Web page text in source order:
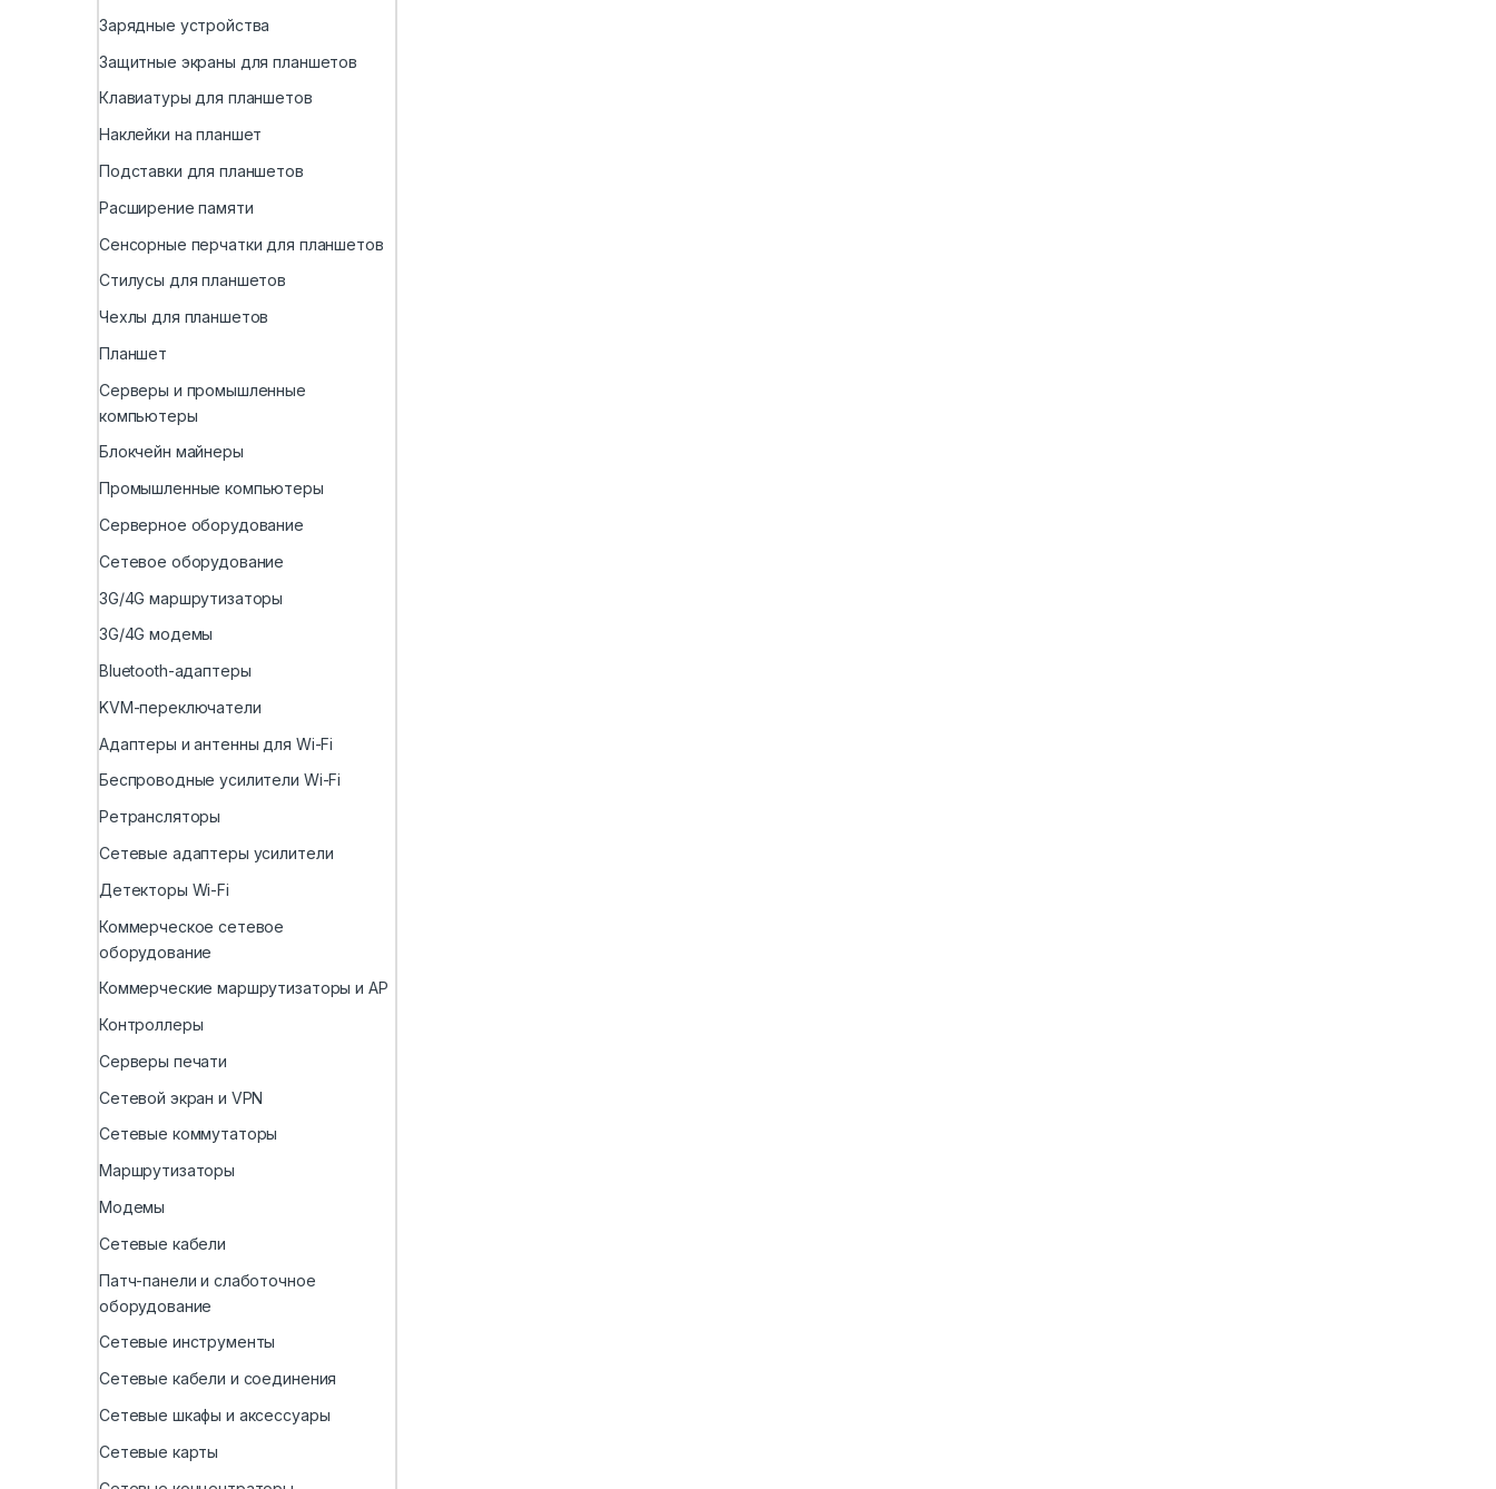
Зарядные устройства
Защитные экраны для планшетов
Клавиатуры для планшетов
Наклейки на планшет
Подставки для планшетов
Расширение памяти
Сенсорные перчатки для планшетов
Стилусы для планшетов
Чехлы для планшетов
Планшет
Серверы и промышленные
компьютеры
Блокчейн майнеры
Промышленные компьютеры
Серверное оборудование
Сетевое оборудование
3G/4G маршрутизаторы
3G/4G модемы
Bluetooth-адаптеры
KVM-переключатели
Адаптеры и антенны для Wi-Fi
Беспроводные усилители Wi-Fi
Ретрансляторы
Сетевые адаптеры усилители
Детекторы Wi-Fi
Коммерческое сетевое
оборудование
Коммерческие маршрутизаторы и AP
Контроллеры
Серверы печати
Сетевой экран и VPN
Сетевые коммутаторы
Маршрутизаторы
Модемы
Сетевые кабели
Патч-панели и слаботочное
оборудование
Сетевые инструменты
Сетевые кабели и соединения
Сетевые шкафы и аксессуары
Сетевые карты